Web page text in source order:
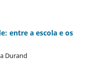
entre a escola e os
Durand